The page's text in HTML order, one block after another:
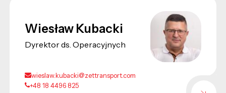
Wiesław Kubacki
Dyrektor ds. Operacyjnych
wieslaw.kubacki@zettransport.com
+48 18 4496 825